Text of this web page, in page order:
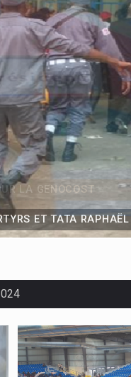
ET TATA RAPHAËL
!
concertées